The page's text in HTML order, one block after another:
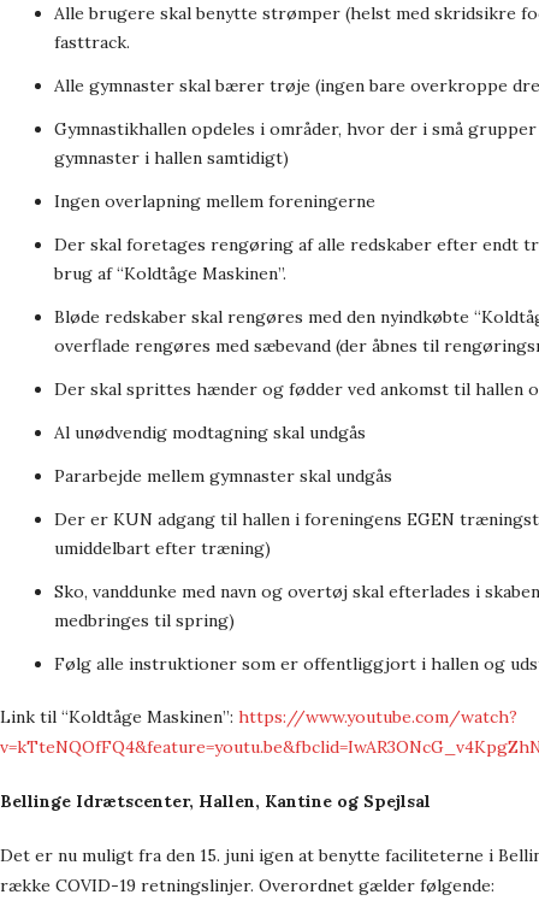
Alle brugere skal benytte strømper (helst med skridsikre
fasttrack.
Alle gymnaster skal bærer trøje (ingen bare overkroppe
Gymnastikhallen opdeles i områder, hvor der i små
gymnaster i hallen samtidigt)
Ingen overlapning mellem foreningerne
Der skal foretages rengøring af alle redskaber efter endt
brug af “Koldtåge Maskinen”.
Bløde redskaber skal rengøres med den nyindkøbte
overflade rengøres med sæbevand (der åbnes til
Der skal sprittes hænder og fødder ved ankomst til hallen
Al unødvendig modtagning skal undgås
Pararbejde mellem gymnaster skal undgås
Der er KUN adgang til hallen i foreningens EGEN
umiddelbart efter træning)
Sko, vanddunke med navn og overtøj skal efterlades i
medbringes til spring)
Følg alle instruktioner som er offentliggjort i hallen og
Link til “Koldtåge Maskinen”: https://www.youtube.com/watch?
Bellinge Idrætscenter, Hallen, Kantine og Spejlsal
Det er nu muligt fra den 15. juni igen at benytte faciliteterne i
række COVID-19 retningslinjer. Overordnet gælder følgende: